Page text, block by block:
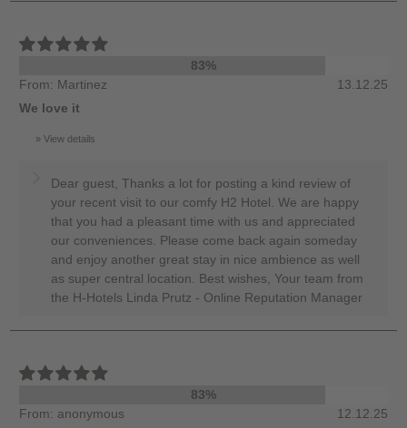
83%
From: Martinez
13.12.25
We love it
View details
Dear guest, Thanks a lot for posting a kind review of
your recent visit to our comfy H2 Hotel. We are happy
that you had a pleasant time with us and appreciated
our conveniences. Please come back again someday
and enjoy another great stay in nice ambience as well
as super central location. Best wishes, Your team from
the H-Hotels Linda Prutz - Online Reputation Manager
83%
From: anonymous
12.12.25